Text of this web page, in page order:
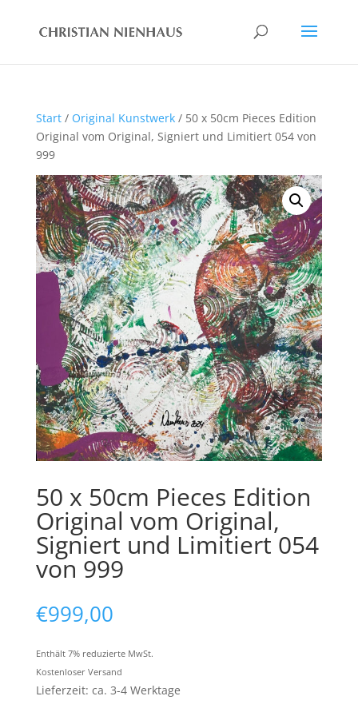
Start/ Original Kunstwerk/ 50 x 50cm Pieces Edition
Original vom Original, Signiert und Limitiert 054 von
999
50 x 50cm Pieces Edition
Original vom Original,
Signiert und Limitiert 054
von 999
€999,00
Enthält 7% reduzierte MwSt.
Kostenloser Versand
Lieferzeit: ca. 3-4 Werktage